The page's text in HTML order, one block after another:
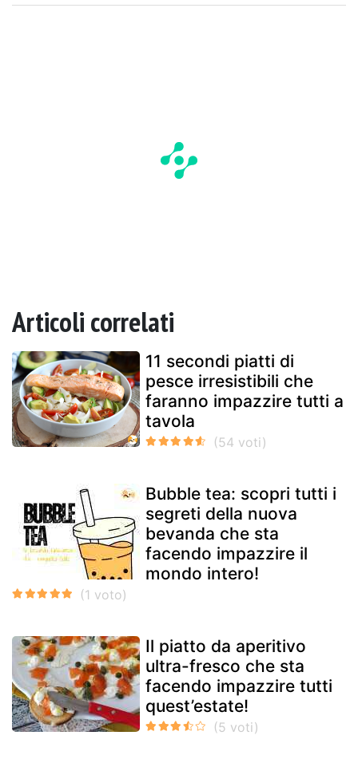
Articoli correlati
11 secondi piatti di
pesce irresistibili che
faranno impazzire tutti a
tavola
Bubble tea: scopri tutti i
segreti della nuova
bevanda che sta
facendo impazzire il
mondo intero!
Il piatto da aperitivo
ultra-fresco che sta
facendo impazzire tutti
quest’estate!